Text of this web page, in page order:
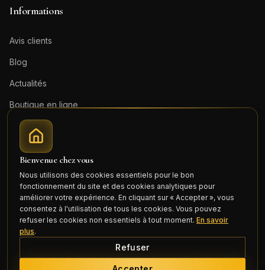
Informations
Avis clients
Blog
Actualités
Boutique en ligne
Contact
Mentions légales
Connexion
Bienvenue chez vous
Nous utilisons des cookies essentiels pour le bon
fonctionnement du site et des cookies analytiques pour
améliorer votre expérience. En cliquant sur « Accepter », vous
consentez à l'utilisation de tous les cookies. Vous pouvez
refuser les cookies non essentiels à tout moment. En savoir
plus.
Refuser